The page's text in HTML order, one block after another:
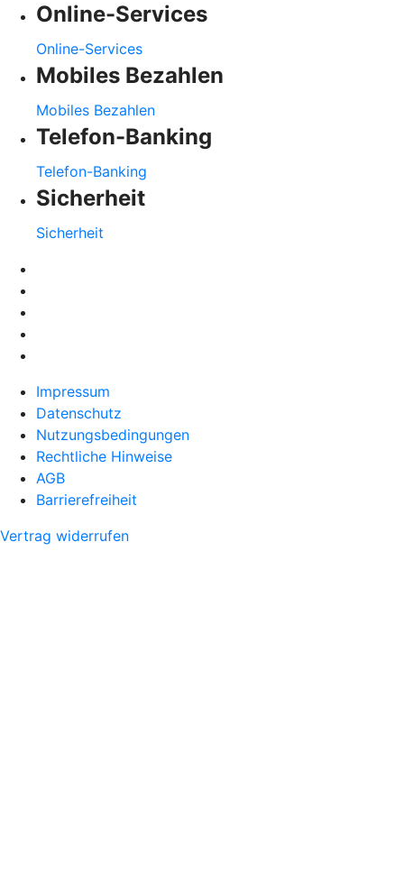
Online-Services
Online-Services
Mobiles Bezahlen
Mobiles Bezahlen
Telefon-Banking
Telefon-Banking
Sicherheit
Sicherheit
Impressum
Datenschutz
Nutzungsbedingungen
Rechtliche Hinweise
AGB
Barrierefreiheit
Vertrag widerrufen